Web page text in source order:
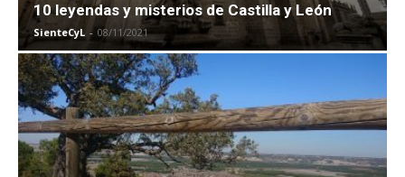
10 leyendas y misterios de Castilla y León
SienteCyL - 08/11/2021